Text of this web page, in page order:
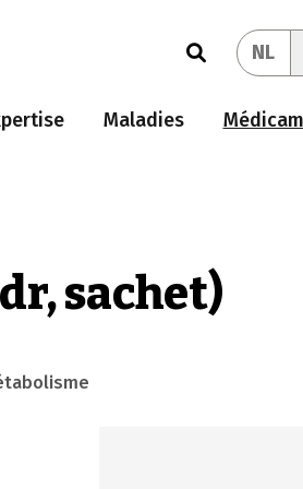
NL
Maladies
sachet)